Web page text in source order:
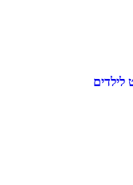
לילדים